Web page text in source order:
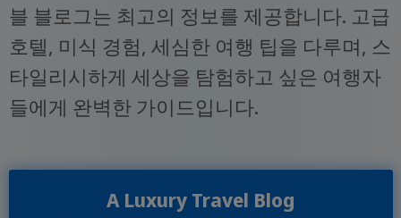
블 블로그는 최고의 정보를 제공합니다. 고급
호텔, 미식 경험, 세심한 여행 팁을 다루며, 스
타일리시하게 세상을 탐험하고 싶은 여행자
들에게 완벽한 가이드입니다.
A Luxury Travel Blog